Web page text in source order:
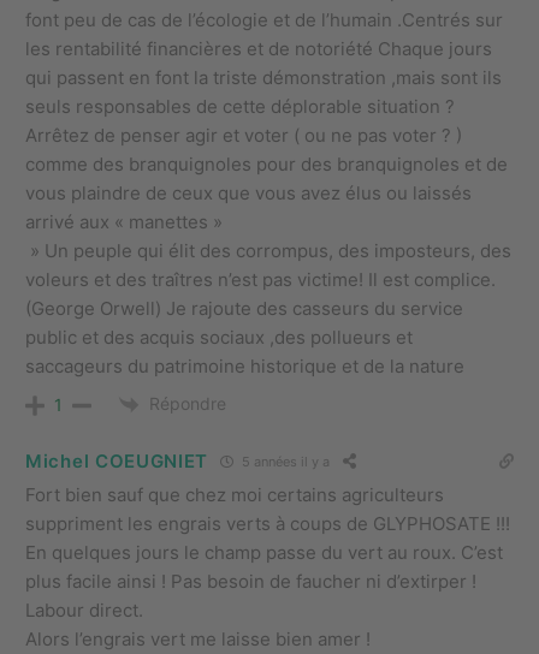
font peu de cas de l’écologie et de l’humain .Centrés sur
les rentabilité financières et de notoriété Chaque jours
qui passent en font la triste démonstration ,mais sont ils
seuls responsables de cette déplorable situation ?
Arrêtez de penser agir et voter ( ou ne pas voter ? )
comme des branquignoles pour des branquignoles et de
vous plaindre de ceux que vous avez élus ou laissés
arrivé aux « manettes »
» Un peuple qui élit des corrompus, des imposteurs, des
voleurs et des traîtres n’est pas victime! Il est complice.
(George Orwell) Je rajoute des casseurs du service
public et des acquis sociaux ,des pollueurs et
saccageurs du patrimoine historique et de la nature
1 Répondre
Michel COEUGNIET 5 années il y a
Fort bien sauf que chez moi certains agriculteurs
suppriment les engrais verts à coups de GLYPHOSATE !!!
En quelques jours le champ passe du vert au roux. C’est
plus facile ainsi ! Pas besoin de faucher ni d’extirper !
Labour direct.
Alors l’engrais vert me laisse bien amer !